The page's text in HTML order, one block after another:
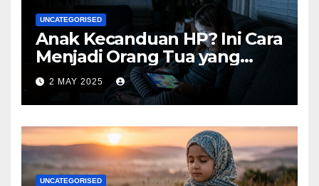
UNCATEGORISED
Anak Kecanduan HP? Ini Cara
Menjadi Orang Tua yang
Bijak
2 MAY 2025
UNCATEGORISED